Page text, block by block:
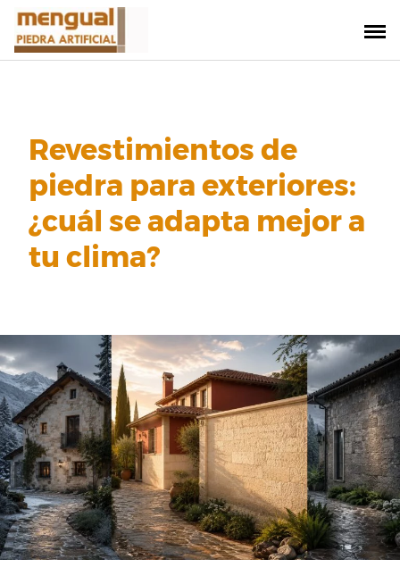
Saltar
contenido
Revestimientos de
piedra para exteriores:
¿cuál se adapta mejor a
tu clima?